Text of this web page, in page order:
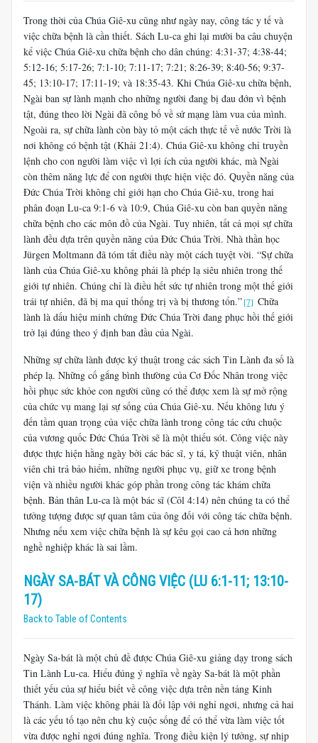
Trong thời của Chúa Giê-xu cũng như ngày nay, công tác y tế và
việc chữa bệnh là cần thiết. Sách Lu-ca ghi lại mười ba câu chuyện
kể việc Chúa Giê-xu chữa bệnh cho dân chúng: 4:31-37; 4:38-44;
5:12-16; 5:17-26; 7:1-10; 7:11-17; 7:21; 8:26-39; 8:40-56; 9:37-
45; 13:10-17; 17:11-19; và 18:35-43. Khi Chúa Giê-xu chữa bệnh,
Ngài ban sự lành mạnh cho những người đang bị đau đớn vì bệnh
tật, đúng theo lời Ngài đã công bố về sứ mạng làm vua của mình.
Ngoài ra, sự chữa lành còn bày tỏ một cách thực tế về nước Trời là
nơi không có bệnh tật (Khải 21:4). Chúa Giê-xu không chỉ truyền
lệnh cho con người làm việc vì lợi ích của người khác, mà Ngài
còn thêm năng lực để con người thực hiện việc đó. Quyền năng của
Đức Chúa Trời không chỉ giới hạn cho Chúa Giê-xu, trong hai
phân đoạn Lu-ca 9:1-6 và 10:9, Chúa Giê-xu còn ban quyền năng
chữa bệnh cho các môn đồ của Ngài. Tuy nhiên, tất cả mọi sự chữa
lành đều dựa trên quyền năng của Đức Chúa Trời. Nhà thần học
Jürgen Moltmann đã tóm tắt điều này một cách tuyệt vời. “Sự chữa
lành của Chúa Giê-xu không phải là phép lạ siêu nhiên trong thế
giới tự nhiên. Chúng chỉ là điều hết sức tự nhiên trong một thế giới
trái tự nhiên, đã bị ma quỉ thống trị và bị thương tổn.”[7] Chữa
lành là dấu hiệu minh chứng Đức Chúa Trời đang phục hồi thế giới
trở lại đúng theo ý định ban đầu của Ngài.
Những sự chữa lành được ký thuật trong các sách Tin Lành đa số là
phép lạ. Những cố gắng bình thường của Cơ Đốc Nhân trong việc
hồi phục sức khỏe con người cũng có thể được xem là sự mở rộng
của chức vụ mang lại sự sống của Chúa Giê-xu. Nếu không lưu ý
đến tầm quan trọng của việc chữa lành trong công tác cứu chuộc
của vương quốc Đức Chúa Trời sẽ là một thiếu sót. Công việc này
được thực hiện hằng ngày bởi các bác sĩ, y tá, kỹ thuật viên, nhân
viên chi trả bảo hiểm, những người phục vụ, giữ xe trong bệnh
viện và nhiều người khác góp phần trong công tác khám chữa
bệnh. Bản thân Lu-ca là một bác sĩ (Côl 4:14) nên chúng ta có thể
tưởng tượng được sự quan tâm của ông đối với công tác chữa bệnh.
Nhưng nếu xem việc chữa bệnh là sự kêu gọi cao cả hơn những
nghề nghiệp khác là sai lầm.
NGÀY SA-BÁT VÀ CÔNG VIỆC (LU 6:1-11; 13:10-
17)
Back to Table of Contents
Ngày Sa-bát là một chủ đề được Chúa Giê-xu giảng dạy trong sách
Tin Lành Lu-ca. Hiểu đúng ý nghĩa về ngày Sa-bát là một phần
thiết yếu của sự hiểu biết về công việc dựa trên nền tảng Kinh
Thánh. Làm việc không phải là đối lập với nghỉ ngơi, nhưng cả hai
là các yếu tố tạo nên chu kỳ cuộc sống để có thể vừa làm việc tốt
vừa được nghỉ ngơi đúng nghĩa. Trong điều kiện lý tưởng, sự nhịp